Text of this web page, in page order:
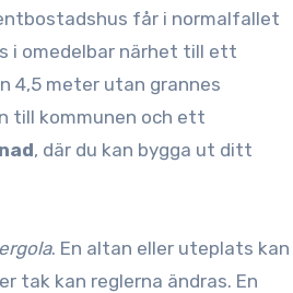
får i normalfallet
i omedelbar närhet till ett
4,5 meter utan grannes
till kommunen och ett
, där du kan bygga ut ditt
. En altan eller uteplats kan
tak kan reglerna ändras. En